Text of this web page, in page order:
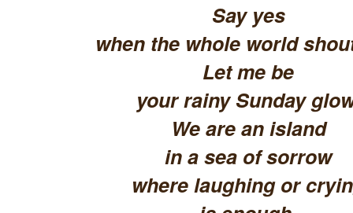
Say yes
when the whole world
Let me be
your rainy Sunday
We are an island
in a sea of sorrow
where laughing or